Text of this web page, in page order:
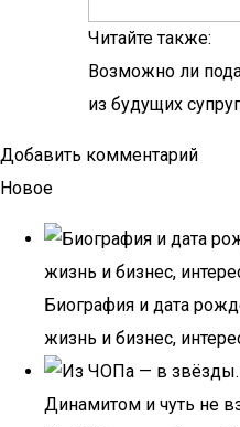
Читайте также:
Возможно ли
из будущих
Добавить комментарий
Новое
Биография и дата
жизнь и бизнес,